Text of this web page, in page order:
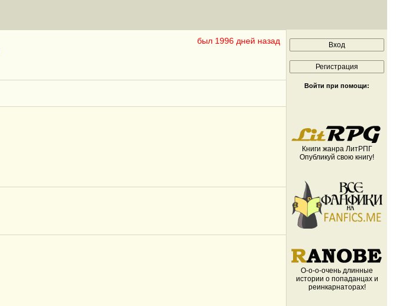
был 1996 дней назад
Войти при помощи:
Книги жанра ЛитРПГ
Опубликуй свою книгу!
О-о-о-очень длинные
истории о попаданцах и
реинкарнаторах!